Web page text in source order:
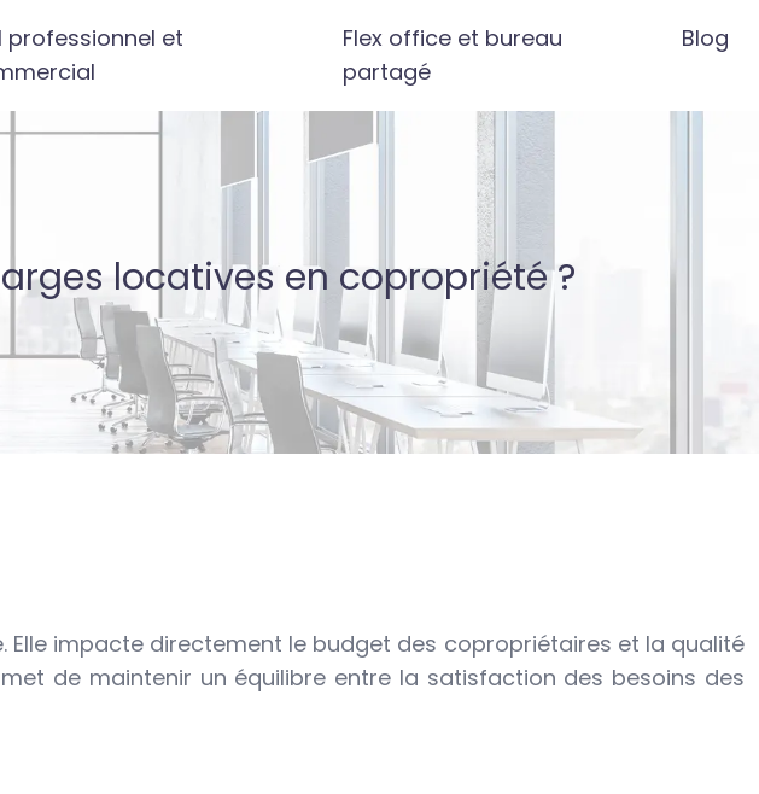
professionnel et
Flex office et bureau
partagé
Blog
locatives en copropriété ?
impacte directement le budget des copropriétaires et la qualité
de maintenir un équilibre entre la satisfaction des besoins des